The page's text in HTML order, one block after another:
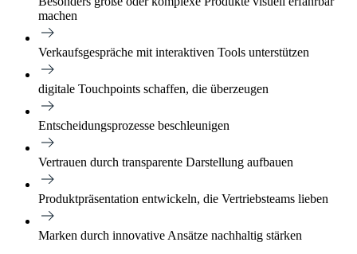
machen
Verkaufsgespräche mit interaktiven Tools unterstützen
digitale Touchpoints schaffen, die überzeugen
Entscheidungsprozesse beschleunigen
Vertrauen durch transparente Darstellung aufbauen
Produktpräsentation entwickeln, die Vertriebsteams lieben
Marken durch innovative Ansätze nachhaltig stärken